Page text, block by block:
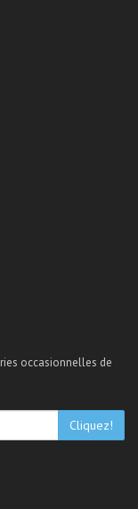
occasionnelles de
Cliquez!